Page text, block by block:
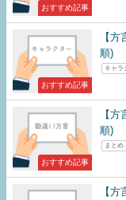
おすすめ記事
おすすめ記事
【
順)
キャラ
おすすめ記事
【
順)
まとめ
【